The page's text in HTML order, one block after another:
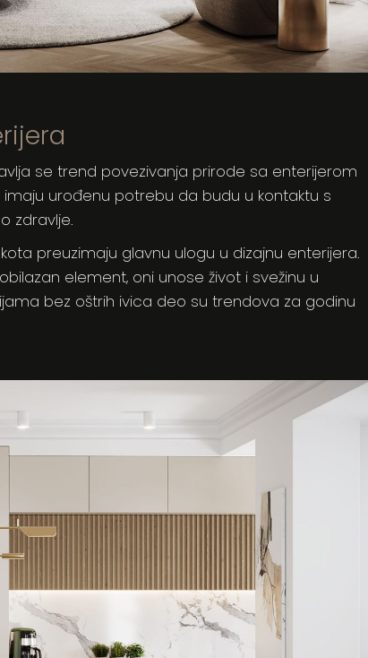
se trend povezivanja prirode sa enterijerom
urođenu potrebu da budu u kontaktu s
zdravlje.
preuzimaju glavnu ulogu u dizajnu enterijera.
element, oni unose život i svežinu u
bez oštrih ivica deo su trendova za godinu